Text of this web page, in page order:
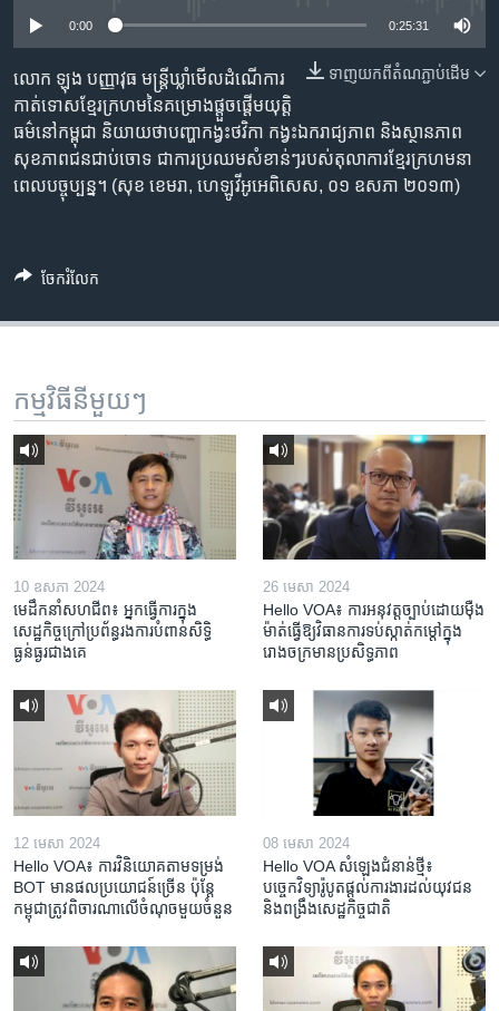
សម្ព័ន្ធ​
និង​
ចូល​
ទៅ​
កាន់​
ទំព័រ​
Khmer English
បណ្តាញ​សង្គម
0:00 0:25:31
ទាញ​យក​ពី​តំណភ្ជាប់​ដើម
លោក ឡុង បញ្ញាវុធ មន្ត្រី​ឃ្លាំមើល​ដំណើការ​
កាត់ទោស​ខ្មែរក្រហម​នៃ​គម្រោង​ផ្តួចផ្តើម​យុត្តិ
ធម៌​នៅ​កម្ពុជា​ និយាយ​ថា​បញ្ហា​កង្វះ​ថវិកា កង្វះ​ឯករាជ្យភាព​ និង​ស្ថានភាព​
សុខភាព​ជន​ជាប់ចោទ ជា​ការ​ប្រឈម​សំខាន់ៗ​របស់​តុលាការ​ខ្មែរ​ក្រហម​នា​
ពេល​បច្ចុប្បន្ន។​ (សុខ ខេមរា, ហេឡូវីអូអេ​ពិសេស, ០១ ឧសភា ២០១៣)
ចែករំលែក
កម្មវិធី​នីមួយៗ
10 ឧសភា 2024
មេដឹកនាំសហជីព៖ អ្នកធ្វើការក្នុង
សេដ្ឋកិច្ចក្រៅប្រព័ន្ធរងការបំពានសិទ្ធិ
ធ្ងន់ធ្ងរជាងគេ
26 មេសា 2024
Hello VOA៖ ការអនុវត្ត​ច្បាប់​ដោយ​ម៉ឺង
ម៉ាត់​ធ្វើ​ឱ្យ​វិធានការ​ទប់ស្កាត់​កម្តៅ​ក្នុង​
រោងចក្រ​មាន​ប្រសិទ្ធភាព​​
12 មេសា 2024
Hello VOA៖ ការ​វិនិយោគ​តាម​ទម្រង់ ​
BOT​ មាន​ផល​ប្រយោជន៍​ច្រើន ប៉ុន្តែ​
កម្ពុជា​ត្រូវ​ពិចារណា​លើ​ចំណុច​មួយ​ចំនួន
08 មេសា 2024
Hello VOA សំឡេង​ជំនាន់​ថ្មី៖
បច្ចេកវិទ្យា​រ៉ូបូត​ផ្តល់​ការងារ​ដល់​យុវជន
និង​ពង្រឹង​​សេដ្ឋកិច្ច​ជាតិ​​​​​​